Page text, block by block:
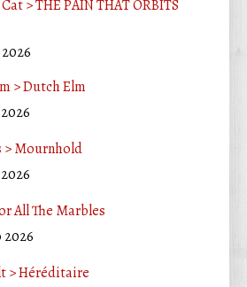
> THE PAIN THAT ORBITS
> Dutch Elm
> Mournhold
All The Marbles
2026
> Héréditaire